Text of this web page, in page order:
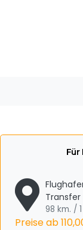
Für
Transfer
98 km. /
Preise ab